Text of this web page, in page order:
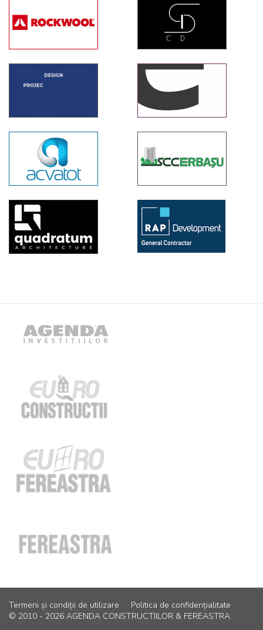
Termeni și condiții de utilizare
Politica de confidențialitate
© 2010 - 2026 AGENDA CONSTRUCTIILOR & FEREASTRA.